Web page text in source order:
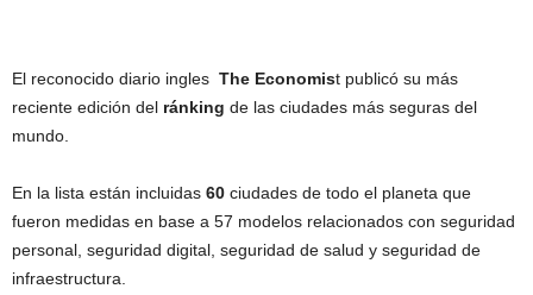
El reconocido diario ingles The Economist publicó su más
reciente edición del ránking de las ciudades más seguras del
mundo.
En la lista están incluidas 60 ciudades de todo el planeta que
fueron medidas en base a 57 modelos relacionados con seguridad
personal, seguridad digital, seguridad de salud y seguridad de
infraestructura.